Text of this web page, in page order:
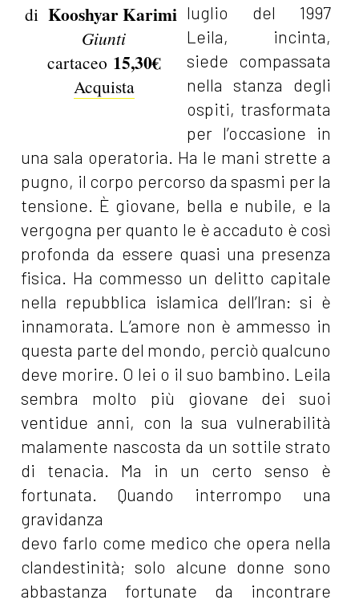
di Kooshyar Karimi
Giunti
cartaceo 15,30€
Acquista
luglio del 1997
Leila, incinta,
siede compassata
nella stanza degli
ospiti, trasformata
per l’occasione in
una sala operatoria. Ha le mani strette a
pugno, il corpo percorso da spasmi per la
tensione. È giovane, bella e nubile, e la
vergogna per quanto le è accaduto è così
profonda da essere quasi una presenza
fisica. Ha commesso un delitto capitale
nella repubblica islamica dell’Iran: si è
innamorata. L’amore non è ammesso in
questa parte del mondo, perciò qualcuno
deve morire. O lei o il suo bambino. Leila
sembra molto più giovane dei suoi
ventidue anni, con la sua vulnerabilità
malamente nascosta da un sottile strato
di tenacia. Ma in un certo senso è
fortunata. Quando interrompo una
gravidanza
devo farlo come medico che opera nella
clandestinità; solo alcune donne sono
abbastanza fortunate da incontrare